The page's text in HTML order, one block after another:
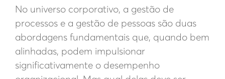
No universo corporativo, a gestão de
processos e a gestão de pessoas são duas
abordagens fundamentais que, quando bem
alinhadas, podem impulsionar
significativamente o desempenho